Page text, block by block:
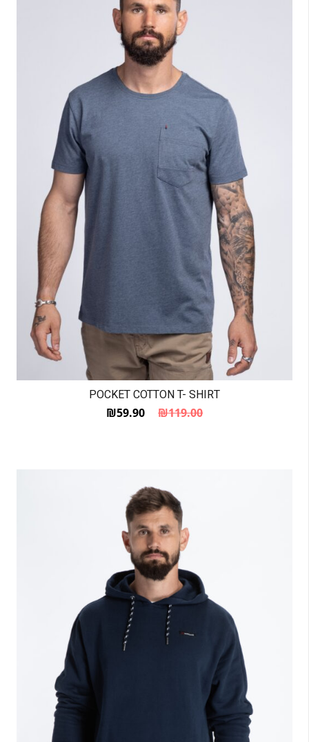
POCKET COTTON T- SHIRT
₪119.00 המחיר המקורי היה: ₪119.00.
₪59.90
המחיר הנוכחי הוא: ₪59.90.